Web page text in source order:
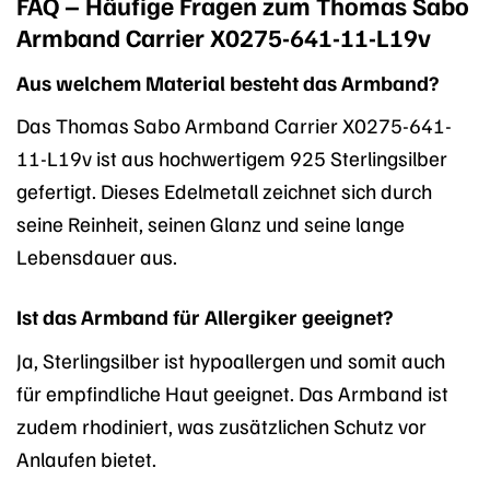
Armband Carrier X0275-641-11-L19v
Aus welchem Material besteht das Armband?
Das Thomas Sabo Armband Carrier X0275-641-
11-L19v ist aus hochwertigem 925 Sterlingsilber
gefertigt. Dieses Edelmetall zeichnet sich durch
seine Reinheit, seinen Glanz und seine lange
Lebensdauer aus.
Ist das Armband für Allergiker geeignet?
Ja, Sterlingsilber ist hypoallergen und somit auch
für empfindliche Haut geeignet. Das Armband ist
zudem rhodiniert, was zusätzlichen Schutz vor
Anlaufen bietet.